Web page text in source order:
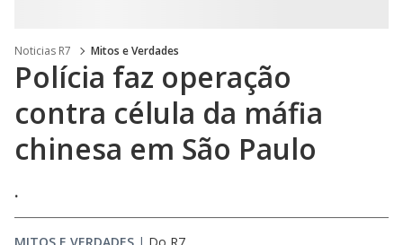
Noticias R7 Mitos e Verdades
Polícia faz operação
contra célula da máfia
chinesa em São Paulo
.